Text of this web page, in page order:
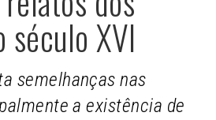
XVI
semelhanças nas
a existência de